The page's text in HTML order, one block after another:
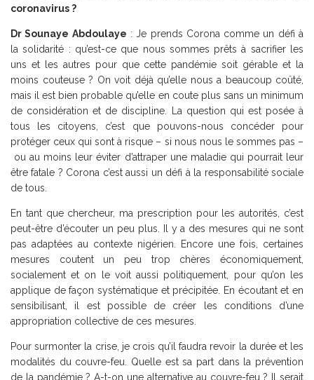
coronavirus ?
Dr Sounaye Abdoulaye : Je prends Corona comme un défi à
la solidarité : qu’est-ce que nous sommes prêts à sacrifier les
uns et les autres pour que cette pandémie soit gérable et la
moins couteuse ? On voit déjà qu’elle nous a beaucoup coûté,
mais il est bien probable qu’elle en coute plus sans un minimum
de considération et de discipline. La question qui est posée à
tous les citoyens, c’est que pouvons-nous concéder pour
protéger ceux qui sont à risque – si nous nous le sommes pas –
ou au moins leur éviter d’attraper une maladie qui pourrait leur
être fatale ? Corona c’est aussi un défi à la responsabilité sociale
de tous.
En tant que chercheur, ma prescription pour les autorités, c’est
peut-être d’écouter un peu plus. Il y a des mesures qui ne sont
pas adaptées au contexte nigérien. Encore une fois, certaines
mesures coutent un peu trop chères économiquement,
socialement et on le voit aussi politiquement, pour qu’on les
applique de façon systématique et précipitée. En écoutant et en
sensibilisant, il est possible de créer les conditions d’une
appropriation collective de ces mesures.
Pour surmonter la crise, je crois qu’il faudra revoir la durée et les
modalités du couvre-feu. Quelle est sa part dans la prévention
de la pandémie ? A-t-on une alternative au couvre-feu ? Il serait